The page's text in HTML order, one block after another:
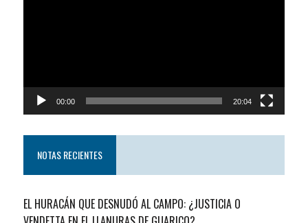
00:00 20:04
NOTAS RECIENTES
EL HURACÁN QUE DESNUDÓ AL CAMPO: ¿JUSTICIA O